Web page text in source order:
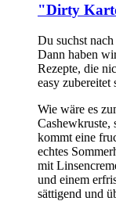
"Dirty
Du suchst
Dann haben
Rezepte, die
easy zubereitet
Wie wäre es
Cashewkruste,
kommt eine
echtes
mit
und einem
sättigend und